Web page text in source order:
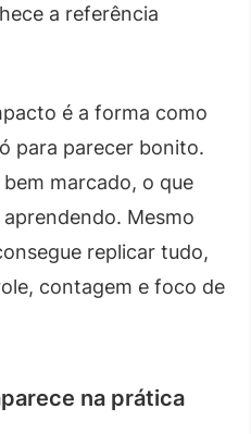
a referência
é a forma como
para parecer bonito.
marcado, o que
Mesmo
replicar tudo,
contagem e foco de
na prática